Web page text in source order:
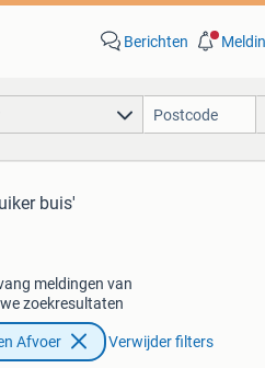
Berichten
buis'
meldingen van
zoekresultaten
Afvoer Verwijder filters